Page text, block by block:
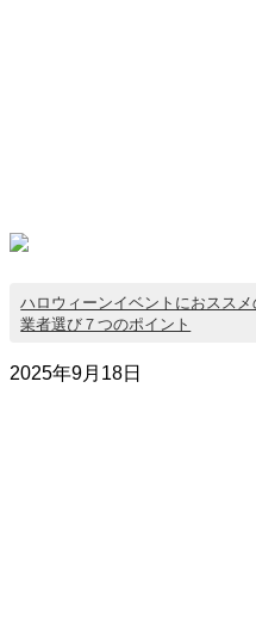
ハロウィーンイベントにおスス
業者選び７つのポイント
2025年9月18日